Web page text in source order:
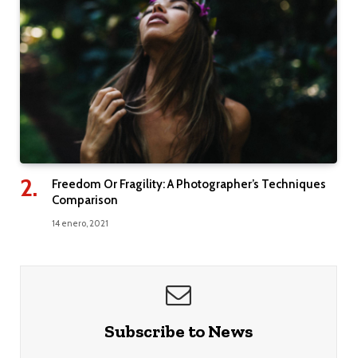
Freedom Or Fragility: A Photographer’s Techniques
Comparison
14 enero, 2021
Subscribe to News